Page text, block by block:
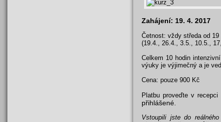
Zahájení: 19. 4. 2017
Četnost: vždy středa od 19
(19.4., 26.4., 3.5., 10.5.,
Celkem 10 hodin
výuky je výjimečný a je
Cena: pouze 900 Kč
Platbu proveďte v
přihlášené.
Vstoupili jste do